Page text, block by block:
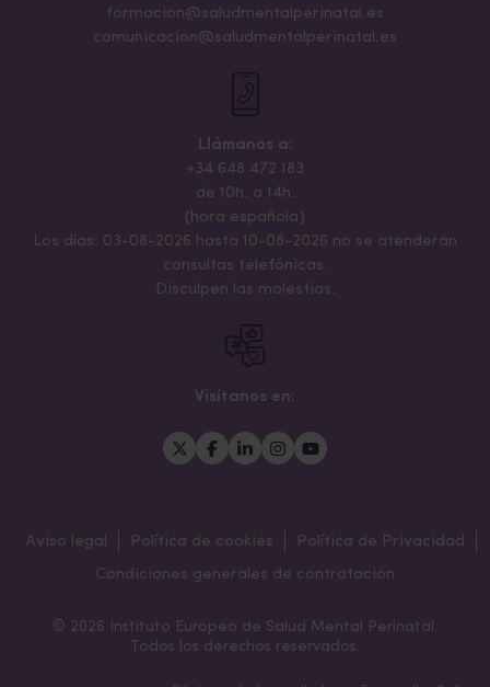
formacion@saludmentalperinatal.es
comunicacion@saludmentalperinatal.es
Llámanos a:
+34 648 472 183
de 10h. a 14h.
(hora española)
Los días: 03-08-2026 hasta 10-08-2026 no se atenderán
consultas telefónicas.
Disculpen las molestias.
Visítanos en:
Aviso legal Política de cookies
Política de Privacidad
Condiciones generales de contratación
© 2026 Instituto Europeo de Salud Mental Perinatal.
Todos los derechos reservados.